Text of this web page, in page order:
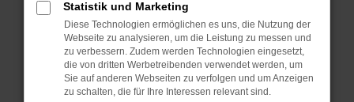
Manche Erweiterungen, wie Werbeblocker,
können das Laden bestimmter Seiten
verhindern. Funktioniert die Seite in einem
anderen Browser oder in einem privaten
Fenster?
Statistik und Marketing
Diese Technologien ermöglichen es uns, die Nutzung der
Webseite zu analysieren, um die Leistung zu messen und
zu verbessern. Zudem werden Technologien eingesetzt,
die von dritten Werbetreibenden verwendet werden, um
Sie auf anderen Webseiten zu verfolgen und um Anzeigen
zu schalten, die für Ihre Interessen relevant sind.